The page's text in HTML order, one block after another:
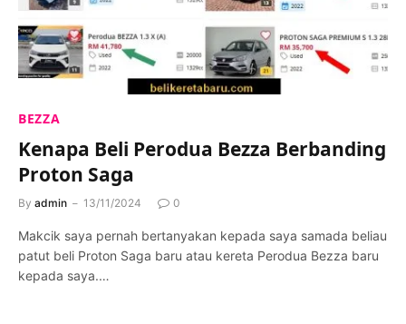
BEZZA
Kenapa Beli Perodua Bezza Berbanding
Proton Saga
By admin 13/11/2024 0
Makcik saya pernah bertanyakan kepada saya samada beliau
patut beli Proton Saga baru atau kereta Perodua Bezza baru
kepada saya.…